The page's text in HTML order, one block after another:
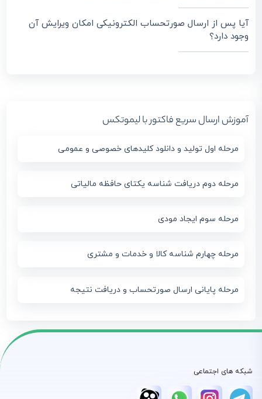
آیا پس از ارسال صورتحساب الکترونیکی امکان ویرایش آن
وجود دارد؟
آموزش ارسال سریع فاکتور با لیموتکس
مرحله اول تولید و دانلود کلیدهای خصوصی و عمومی
مرحله دوم دریافت شناسه یکتای حافظه مالیاتی
مرحله سوم ایجاد مودی
مرحله چهارم شناسه کالا و خدمات و مشتری
مرحله پایانی ارسال صورتحساب و دریافت نتیجه
شبکه های اجتماعی